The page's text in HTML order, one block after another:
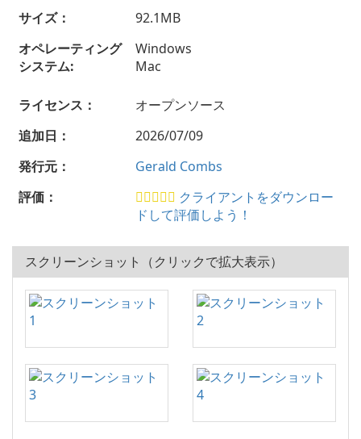
サイズ：
92.1MB
オペレーティング
システム:
Windows
Mac
ライセンス：
オープンソース
追加日：
2026/07/09
発行元：
Gerald Combs
評価：
クライアントをダウンロー
ドして評価しよう！
スクリーンショット（クリックで拡大表示）